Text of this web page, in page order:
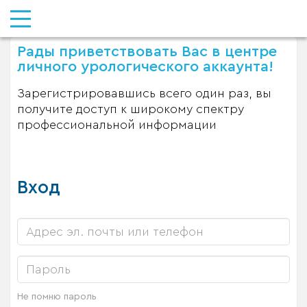
Рады приветствовать Вас в центре
личного урологического аккаунта!
Зарегистрировавшись всего один раз, вы
получите доступ к широкому спектру
профессиональной информации
Вход
Не помню пароль